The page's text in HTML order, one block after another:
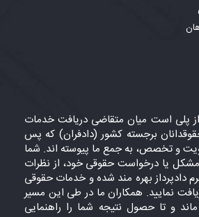
پلی است میان متقاضی دریافت خدمات
برجسته کشور (دادفران) که پس
و تخصص، به جمع ما پیوسته اند. شما
مشکل یا درخواست حقوقی خود، از نظرات
دادپرداز بهره مند شده و خدمات حقوقی
نمایید. همکاران ما در طی این مسیر
و تا حصول نتیجه شما را راهنمایی